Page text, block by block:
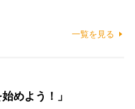
一覧を見る
めよう！」